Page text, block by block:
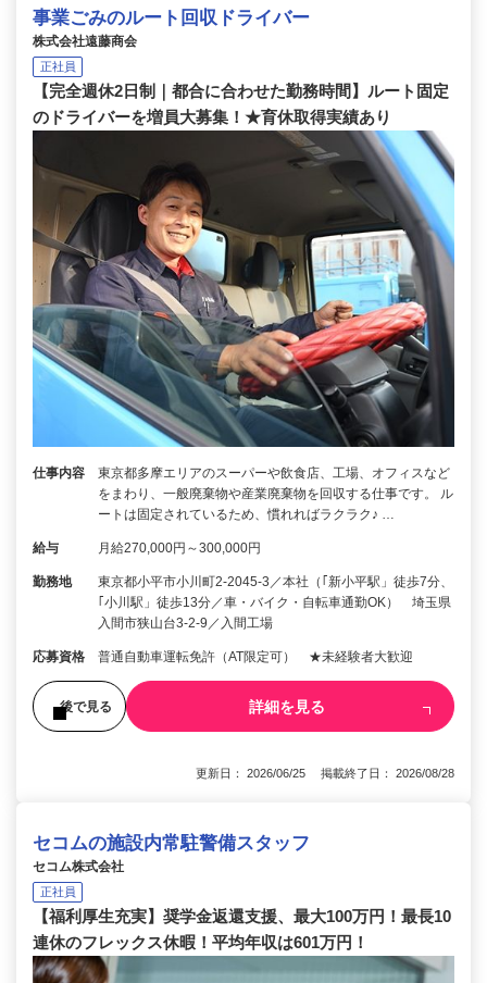
事業ごみのルート回収ドライバー
株式会社遠藤商会
正社員
【完全週休2日制｜都合に合わせた勤務時間】ルート固定
のドライバーを増員大募集！★育休取得実績あり
仕事内容
東京都多摩エリアのスーパーや飲食店、工場、オフィスなど
をまわり、一般廃棄物や産業廃棄物を回収する仕事です。 ル
ートは固定されているため、慣れればラクラク♪ …
給与 月給270,000円～300,000円
勤務地
東京都小平市小川町2-2045-3／本社（｢新小平駅」徒歩7分、
｢小川駅」徒歩13分／車・バイク・自転車通勤OK） 埼玉県
入間市狭山台3-2-9／入間工場
応募資格 普通自動車運転免許（AT限定可） ★未経験者大歓迎
後で見る 詳細を見る
更新日： 2026/06/25 掲載終了日： 2026/08/28
セコムの施設内常駐警備スタッフ
セコム株式会社
正社員
【福利厚生充実】奨学金返還支援、最大100万円！最長10
連休のフレックス休暇！平均年収は601万円！